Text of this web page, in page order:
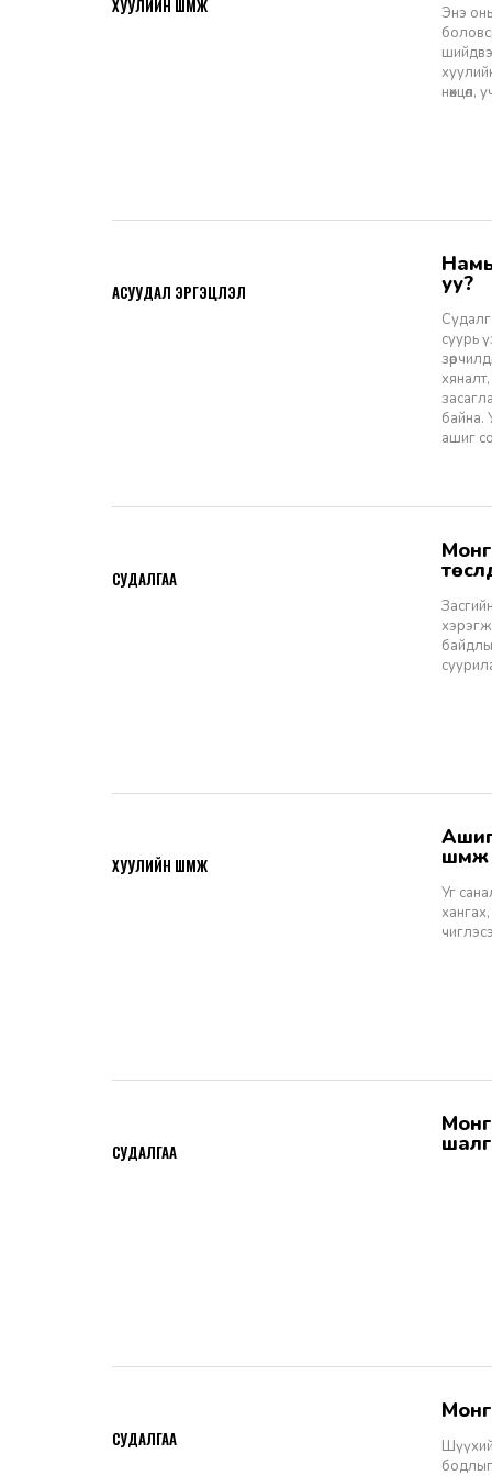
Энэ
ХУУЛИЙН ШҮҮМЖ
Намын ардчиллаас даргын засаглал: Эрх зүйн шинэчлэлээс ухрах
уу?
суурь
байна.
ашиг
АСУУДАЛ ЭРГЭЦҮҮЛЭЛ
Монгол Улсын Засгийн газар болон Улаанбаатар хотын мега
СУДАЛГАА
Ашигт малтмалын тухай хуулийн төсөлд өгөх санал, шүүмж - Хуулийн
Уг
ХУУЛИЙН ШҮҮМЖ
Монгол Улсын Шүүхийн тухай хуулийн хэрэгжилт: Шүүгчийн сонгон
СУДАЛГАА
СУДАЛГАА